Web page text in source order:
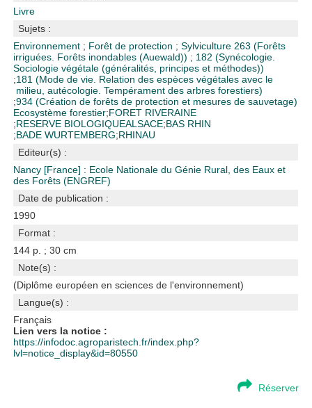
Livre
Sujets :
Environnement ; Forêt de protection ;Sylviculture 263 (Forêts
irriguées. Forêts inondables (Auewald)) ; 182 (Synécologie.
Sociologie végétale (généralités, principes et méthodes))
;181 (Mode de vie. Relation des espèces végétales avec le
milieu, autécologie. Tempérament des arbres forestiers)
;934 (Création de forêts de protection et mesures de sauvetage)
Ecosystème forestier;FORET RIVERAINE
;RESERVE BIOLOGIQUEALSACE;BAS RHIN
;BADE WURTEMBERG;RHINAU
Editeur(s) :
Nancy [France] : Ecole Nationale du Génie Rural, des Eaux et
des Forêts (ENGREF)
Date de publication :
1990
Format :
144 p. ; 30 cm
Note(s) :
(Diplôme européen en sciences de l'environnement)
Langue(s) :
Français
Lien vers la notice :
https://infodoc.agroparistech.fr/index.php?
lvl=notice_display&id=80550
Réserver